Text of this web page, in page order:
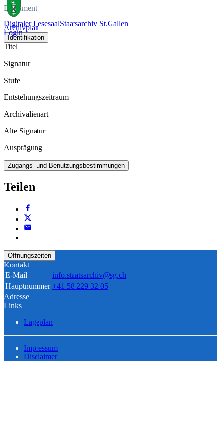
Digitaler LesesaalStaatsarchiv St.Gallen
Login
Dokument
Archivplan
Identifikation
Titel
Signatur
Stufe
Entstehungszeitraum
Archivalienart
Alte Signatur
Ausprägung
Zugangs- und Benutzungsbestimmungen
Teilen
Öffnungszeiten
Kontakt
E-Mail
info.staatsarchiv@sg.ch
Hauptnummer +41 58 229 32 05
Adresse
Links
Lageplan
Impressum
Disclaimer